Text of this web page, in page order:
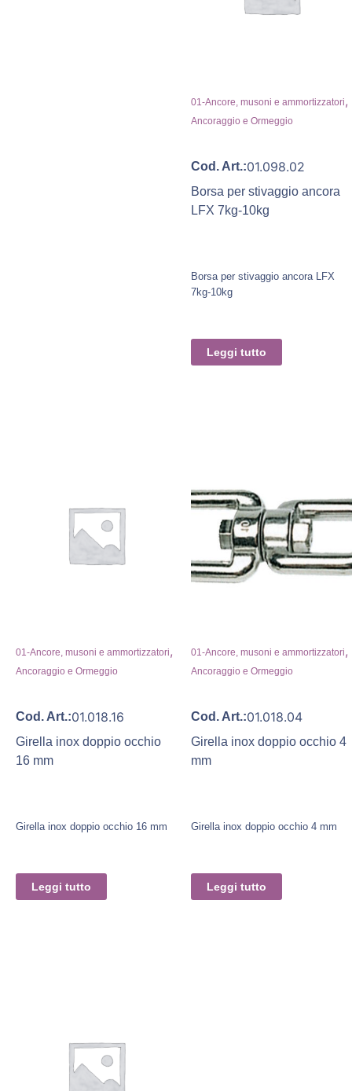
01-Ancore, musoni e ammortizzatori,
Ancoraggio e Ormeggio
Cod. Art.:01.098.02
Borsa per stivaggio ancora
LFX 7kg-10kg
Borsa per stivaggio ancora LFX
7kg-10kg
Leggi tutto
01-Ancore, musoni e ammortizzatori,
Ancoraggio e Ormeggio
Cod. Art.:01.018.16
Girella inox doppio occhio
16 mm
Girella inox doppio occhio 16 mm
Leggi tutto
01-Ancore, musoni e ammortizzatori,
Ancoraggio e Ormeggio
Cod. Art.:01.018.04
Girella inox doppio occhio 4
mm
Girella inox doppio occhio 4 mm
Leggi tutto